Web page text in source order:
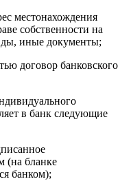
местонахождения
собственности на
иные документы;
договор банковского
в банк следующие
(на бланке
банком);